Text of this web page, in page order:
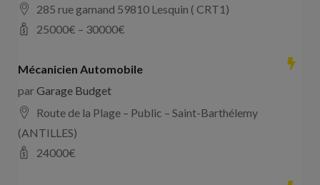
285 rue gamand 59810 Lesquin ( CRT1)
25000€ – 30000€
Mécanicien Automobile
parGarage Budget
Route de la Plage – Public – Saint-Barthélemy
(ANTILLES)
24000€